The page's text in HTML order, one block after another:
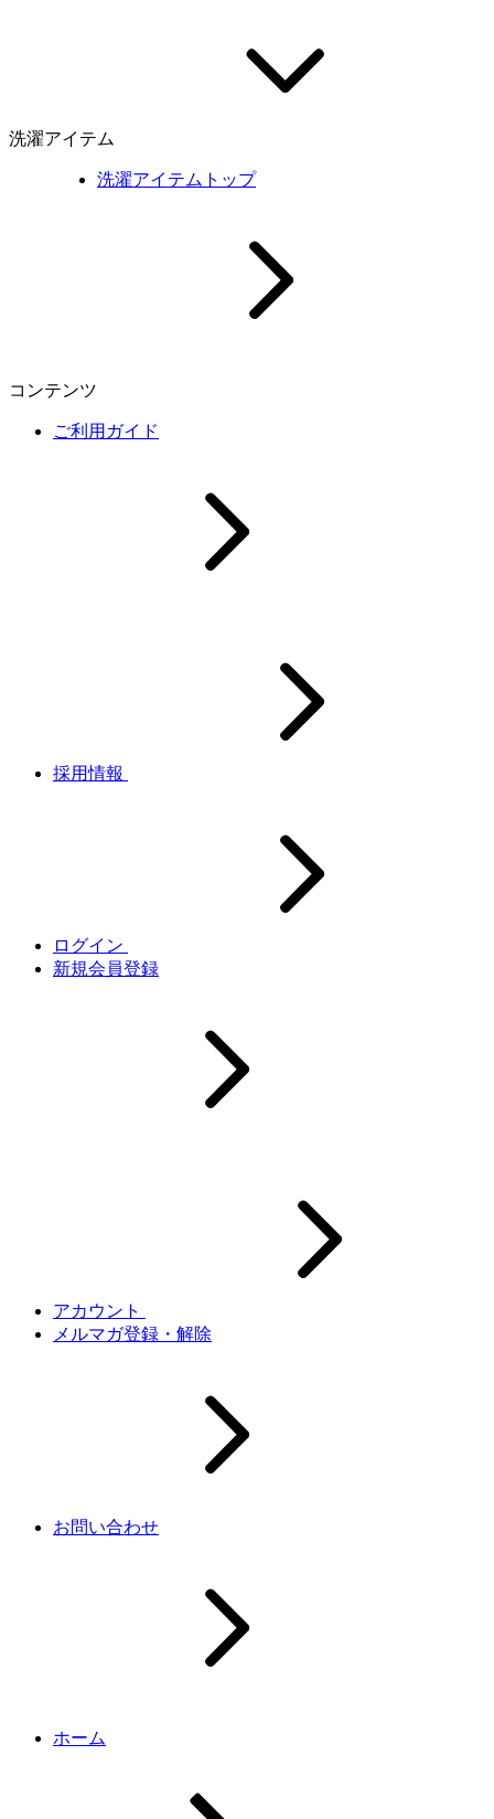
洗濯アイテム
洗濯アイテムトップ
コンテンツ
ご利用ガイド
採用情報
ログイン
新規会員登録
アカウント
メルマガ登録・解除
お問い合わせ
ホーム